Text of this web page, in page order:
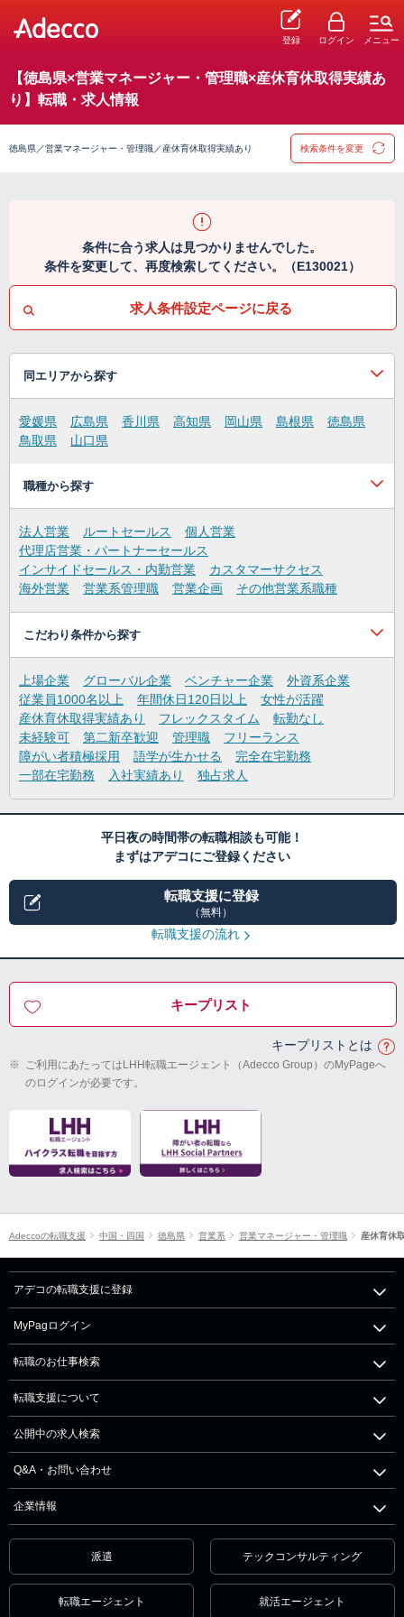
登録 ログイン メニュー
【徳島県×営業マネージャー・管理職×産休育休取得実績あ
り】転職・求人情報
徳島県／営業マネージャー・管理職／産休育休取得実績あり 検索条件を変更
条件に合う求人は見つかりませんでした。
条件を変更して、再度検索してください。（E130021）
求人条件設定ページに戻る
同エリアから探す
愛媛県 広島県 香川県 高知県 岡山県 島根県
徳島県
鳥取県
山口県
職種から探す
法人営業 ルートセールス
個人営業
代理店営業・パートナーセールス
インサイドセールス・内勤営業
カスタマーサクセス
海外営業
営業系管理職 営業企画 その他営業系職種
こだわり条件から探す
上場企業 グローバル企業 ベンチャー企業
外資系企業
従業員1000名以上
年間休日120日以上
女性が活躍
産休育休取得実績あり
フレックスタイム
転勤なし
未経験可
第二新卒歓迎 管理職
フリーランス
障がい者積極採用
語学が生かせる
完全在宅勤務
一部在宅勤務
入社実績あり 独占求人
平日夜の時間帯の転職相談も可能！
まずはアデコにご登録ください
転職支援に登録
（無料）
転職支援の流れ
キープリスト
キープリストとは
※ ご利用にあたってはLHH転職エージェント（Adecco Group）のMyPageへ
のログインが必要です。
Adeccoの転職支援 中国・四国 徳島県 営業系 営業マネージャー・管理職 産休育休
アデコの転職支援に登録
MyPagログイン
転職のお仕事検索
転職支援について
公開中の求人検索
Q&A・お問い合わせ
企業情報
派遣 テックコンサルティング
転職エージェント 就活エージェント